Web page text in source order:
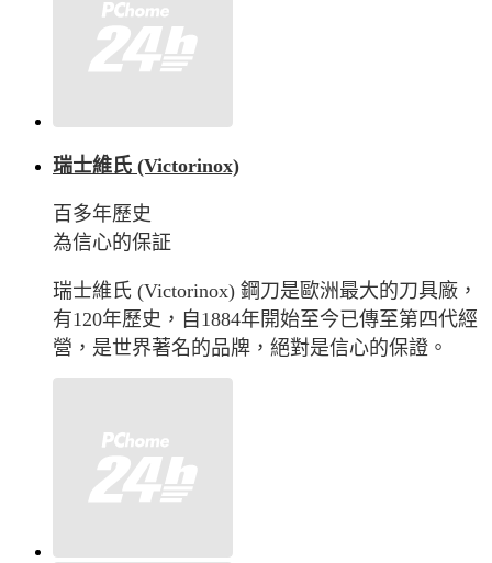
瑞士維氏 (Victorinox)
百多年歷史
為信心的保証
瑞士維氏 (Victorinox) 鋼刀是歐洲最大的刀具廠，
有120年歷史，自1884年開始至今已傳至第四代經
營，是世界著名的品牌，絕對是信心的保證。